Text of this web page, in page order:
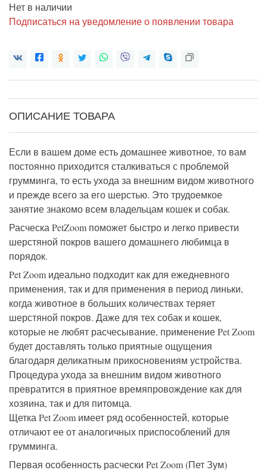
Нет в наличии
Подписаться на уведомление о появлении товара
ОПИСАНИЕ ТОВАРА
Если в вашем доме есть домашнее животное, то вам
постоянно приходится сталкиваться с проблемой
грумминга, то есть ухода за внешним видом животного
и прежде всего за его шерстью. Это трудоемкое
занятие знакомо всем владельцам кошек и собак.
Расческа PetZoom поможет быстро и легко привести
шерстяной покров вашего домашнего любимца в
порядок.
Pet Zoom идеально подходит как для ежедневного
применения, так и для применения в период линьки,
когда животное в больших количествах теряет
шерстяной покров. Даже для тех собак и кошек,
которые не любят расчесывание, применение Pet Zoom
будет доставлять только приятные ощущения
благодаря деликатным прикосновениям устройства.
Процедура ухода за внешним видом животного
превратится в приятное времяпровождение как для
хозяина, так и для питомца.
Щетка Pet Zoom имеет ряд особенностей, которые
отличают ее от аналогичных приспособлений для
грумминга.
Первая особенность расчески Pet Zoom (Пет Зум)